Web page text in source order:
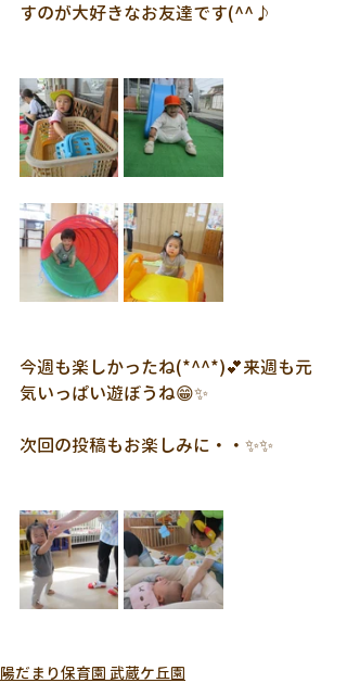
すのが大好きなお友達です(^^♪
今週も楽しかったね(*^^*)💕来週も元
気いっぱい遊ぼうね😁✨
次回の投稿もお楽しみに・・✨✨
陽だまり保育園 武蔵ケ丘園